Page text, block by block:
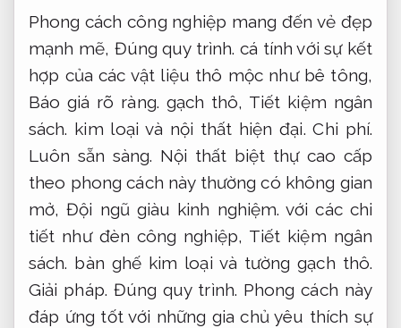
Phong cách công nghiệp mang đến vẻ đẹp
mạnh mẽ, Đúng quy trình. cá tính với sự kết
hợp của các vật liệu thô mộc như bê tông,
Báo giá rõ ràng. gạch thô, Tiết kiệm ngân
sách. kim loại và nội thất hiện đại.Chi phí.
Luôn sẵn sàng. Nội thất biệt thự cao cấp
theo phong cách này thường có không gian
mở,Đội ngũ giàu kinh nghiệm. với các chi
tiết như đèn công nghiệp, Tiết kiệm ngân
sách. bàn ghế kim loại và tường gạch thô.
Giải pháp. Đúng quy trình. Phong cách này
đáp ứng tốt với những gia chủ yêu thích sự